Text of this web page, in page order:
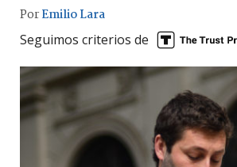
PorEmilio Lara
Seguimos criterios de